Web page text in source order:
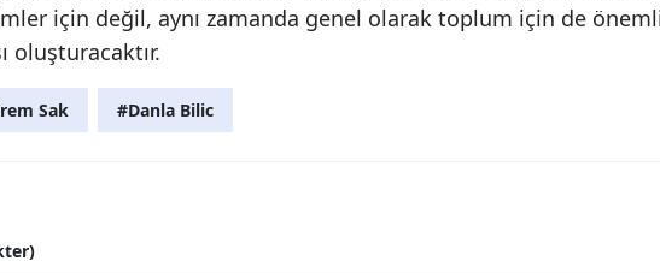
için değil, aynı zamanda genel olarak toplum için de
oluşturacaktır.
Sak #Danla Bilic